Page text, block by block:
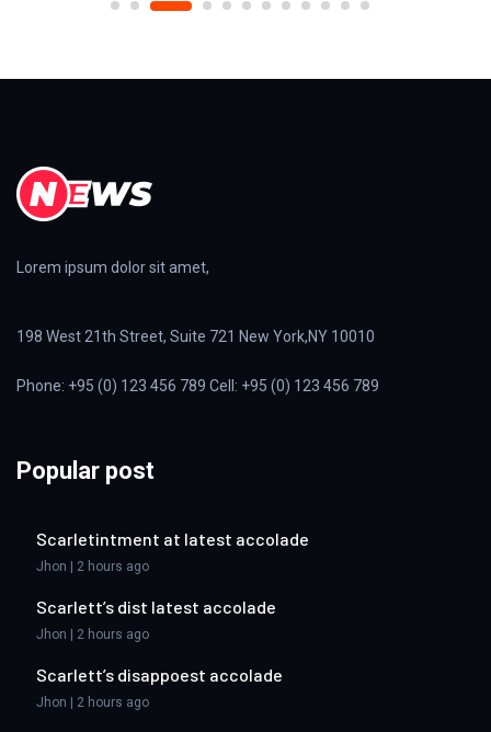
Lorem ipsum dolor sit amet,
198 West 21th Street, Suite 721 New York,NY 10010
Phone: +95 (0) 123 456 789 Cell: +95 (0) 123 456 789
Popular post
Scarletintment at latest accolade
Jhon | 2 hours ago
Scarlett’s dist latest accolade
Jhon | 2 hours ago
Scarlett’s disappoest accolade
Jhon | 2 hours ago